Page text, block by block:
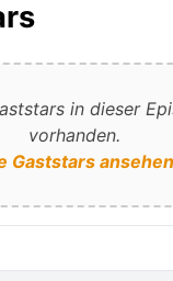
in dieser
vorhanden.
Gaststars ansehen